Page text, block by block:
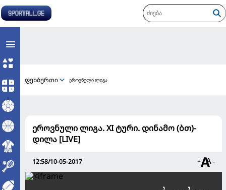
ფეხბურთი ეროვნული ლიგა
ეროვნული ლიგა. XI ტური. დინამო (ბთ)-
დილა [LIVE]
12:58/10-05-2017 + -